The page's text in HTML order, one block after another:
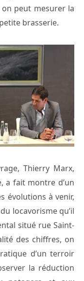
peut mesurer la
brasserie.
Thierry Marx,
a fait montre d’un
évolutions à venir,
locavorisme qu’il
situé rue Saint-
des chiffres, on
d’un terroir
la réduction